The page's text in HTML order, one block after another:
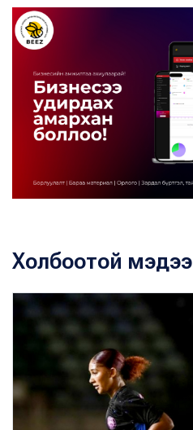
Холбоотой мэдээ